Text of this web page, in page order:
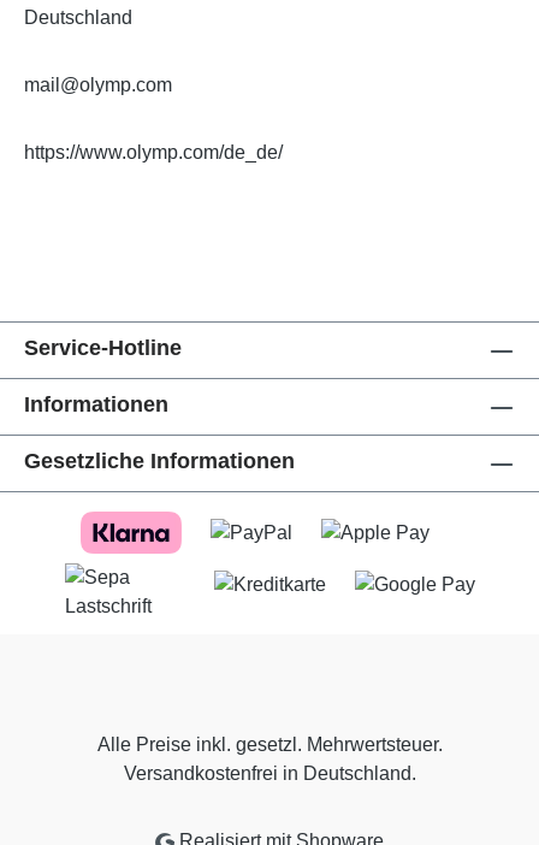
Deutschland
mail@olymp.com
https://www.olymp.com/de_de/
Service-Hotline
Informationen
Gesetzliche Informationen
Alle Preise inkl. gesetzl. Mehrwertsteuer.
Versandkostenfrei in Deutschland.
Realisiert mit Shopware